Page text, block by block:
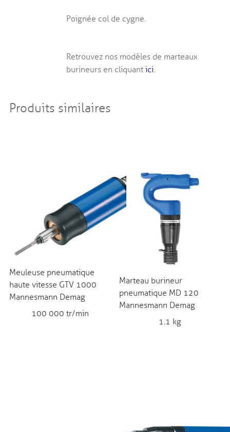
Poignée col de cygne.
Retrouvez nos modèles de marteaux
burineurs en cliquantici.
Produits similaires
Meuleuse pneumatique
haute vitesse GTV 1000
Mannesmann Demag
100 000 tr/min
Marteau burineur
pneumatique MD 120
Mannesmann Demag
1.1 kg